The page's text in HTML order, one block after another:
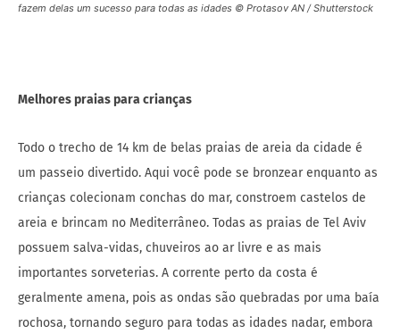
fazem delas um sucesso para todas as idades © Protasov AN / Shutterstock
Melhores praias para crianças
Todo o trecho de 14 km de belas praias de areia da cidade é
um passeio divertido. Aqui você pode se bronzear enquanto as
crianças colecionam conchas do mar, constroem castelos de
areia e brincam no Mediterrâneo. Todas as praias de Tel Aviv
possuem salva-vidas, chuveiros ao ar livre e as mais
importantes sorveterias. A corrente perto da costa é
geralmente amena, pois as ondas são quebradas por uma baía
rochosa, tornando seguro para todas as idades nadar, embora